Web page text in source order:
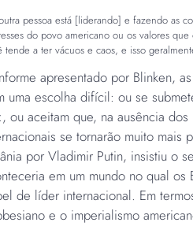
pessoa está [liderando] e fazendo as
do povo americano ou os valores
tende a ter vácuos e caos, e isso
apresentado por Blinken,
uma escolha difícil: ou se
ou aceitam que, na ausência
se tornarão muito mais
por Vladimir Putin, insistiu o
em um mundo no qual os
de líder internacional. Em
e o imperialismo